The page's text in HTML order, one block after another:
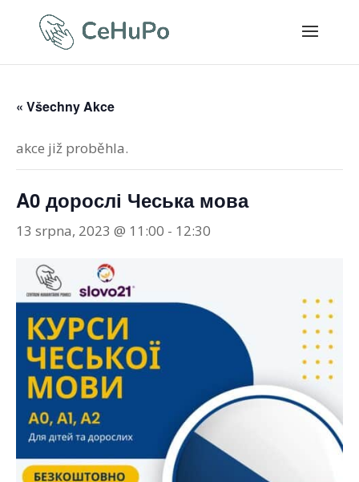
« Všechny Akce
akce již proběhla.
A0 дорослі Чеська мова
13 srpna, 2023 @ 11:00 - 12:30